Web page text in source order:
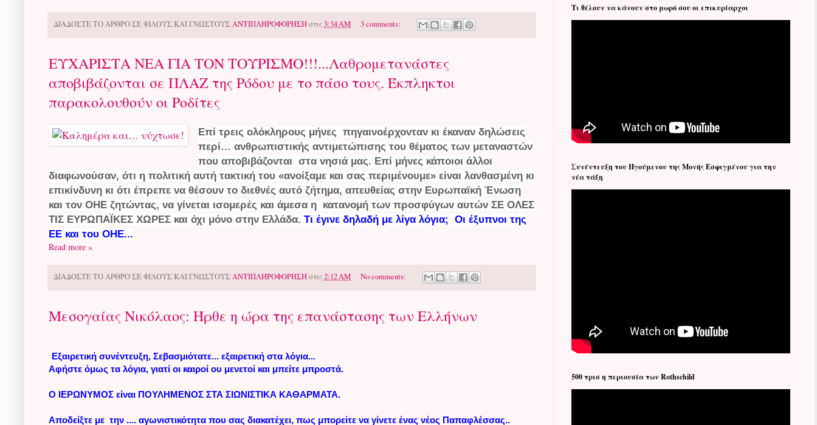
ΔΙΑΔΟΣΤΕ ΤΟ ΑΡΘΡΟ ΣΕ ΦΙΛΟΥΣ ΚΑΙ ΓΝΩΣΤΟΥΣΑΝΤΙΠΛΗΡΟΦΟΡΗΣΗστις3:34 AM 3 comments:
ΕΥΧΑΡΙΣΤΑ ΝΕΑ ΓΙΑ ΤΟΝ ΤΟΥΡΙΣΜΟ!!!...Λαθρομετανάστες
αποβιβάζονται σε ΠΛΑΖ της Ρόδου με το πάσο τους. Έκπληκτοι
παρακολουθούν οι Ροδίτες
Επί τρεις ολόκληρους μήνες πηγαινοέρχονταν κι έκαναν δηλώσεις
περί… ανθρωπιστικής αντιμετώπισης του θέματος των μεταναστών
που αποβιβάζονται στα νησιά μας. Επί μήνες κάποιοι άλλοι
διαφωνούσαν, ότι η πολιτική αυτή τακτική του «ανοίξαμε και σας περιμένουμε» είναι λανθασμένη κι
επικίνδυνη κι ότι έπρεπε να θέσουν το διεθνές αυτό ζήτημα, απευθείας στην Ευρωπαϊκή Ένωση
και τον ΟΗΕ ζητώντας, να γίνεται ισομερές και άμεσα η κατανομή των προσφύγων αυτών ΣΕ ΟΛΕΣ
ΤΙΣ ΕΥΡΩΠΑΪΚΕΣ ΧΩΡΕΣ και όχι μόνο στην Ελλάδα. Τι έγινε δηλαδή με λίγα λόγια; Οι έξυπνοι της
ΕΕ και του ΟΗΕ...
Read more »
ΔΙΑΔΟΣΤΕ ΤΟ ΑΡΘΡΟ ΣΕ ΦΙΛΟΥΣ ΚΑΙ ΓΝΩΣΤΟΥΣΑΝΤΙΠΛΗΡΟΦΟΡΗΣΗστις2:12 AM No comments:
Μεσογαίας Νικόλαος: Ήρθε η ώρα της επανάστασης των Ελλήνων
Εξαιρετική συνέντευξη, Σεβασμιότατε... εξαιρετική στα λόγια...
Αφήστε όμως τα λόγια, γιατί οι καιροί ου μενετοί και μπείτε μπροστά.
Ο ΙΕΡΩΝΥΜΟΣ είναι ΠΟΥΛΗΜΕΝΟΣ ΣΤΑ ΣΙΩΝΙΣΤΙΚΑ ΚΑΘΑΡΜΑΤΑ.
Αποδείξτε με την .... αγωνιστικότητα που σας διακατέχει, πως μπορείτε να γίνετε ένας νέος Παπαφλέσσας..
Tι θέλουν να κάνουν στο μωρό σου οι επικυρίαρχοι
Συνέντευξη του Ηγούμενου της Μονής Εσφιγμένου για την
νέα τάξη
500 τρισ η περιουσία των Rothschild